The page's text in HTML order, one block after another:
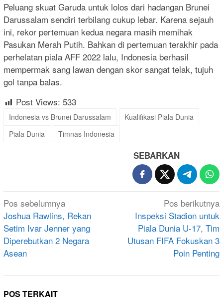
Peluang skuat Garuda untuk lolos dari hadangan Brunei
Darussalam sendiri terbilang cukup lebar. Karena sejauh
ini, rekor pertemuan kedua negara masih memihak
Pasukan Merah Putih. Bahkan di pertemuan terakhir pada
perhelatan piala AFF 2022 lalu, Indonesia berhasil
mempermak sang lawan dengan skor sangat telak, tujuh
gol tanpa balas.
Post Views: 533
Indonesia vs Brunei Darussalam
Kualifikasi Piala Dunia
Piala Dunia
Timnas Indonesia
SEBARKAN
Navigasi
pos
Pos sebelumnya
Joshua Rawlins, Rekan
Setim Ivar Jenner yang
Diperebutkan 2 Negara
Asean
Pos berikutnya
Inspeksi Stadion untuk
Piala Dunia U-17, Tim
Utusan FIFA Fokuskan 3
Poin Penting
POS TERKAIT